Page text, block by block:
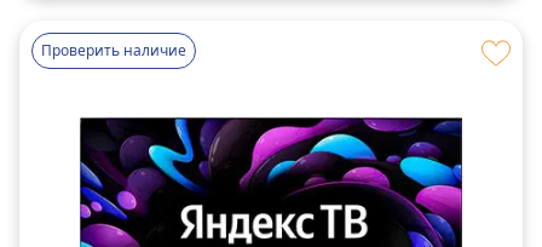
Проверить наличие